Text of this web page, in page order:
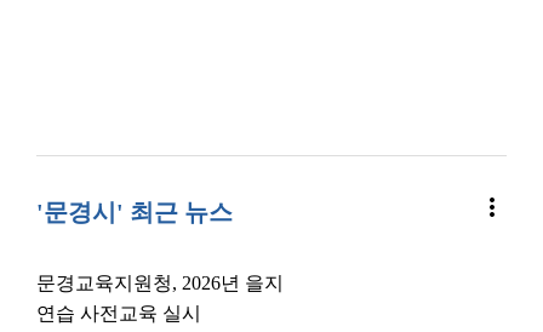
'문경시' 최근 뉴스 more_vert
문경교육지원청, 2026년 을지
연습 사전교육 실시